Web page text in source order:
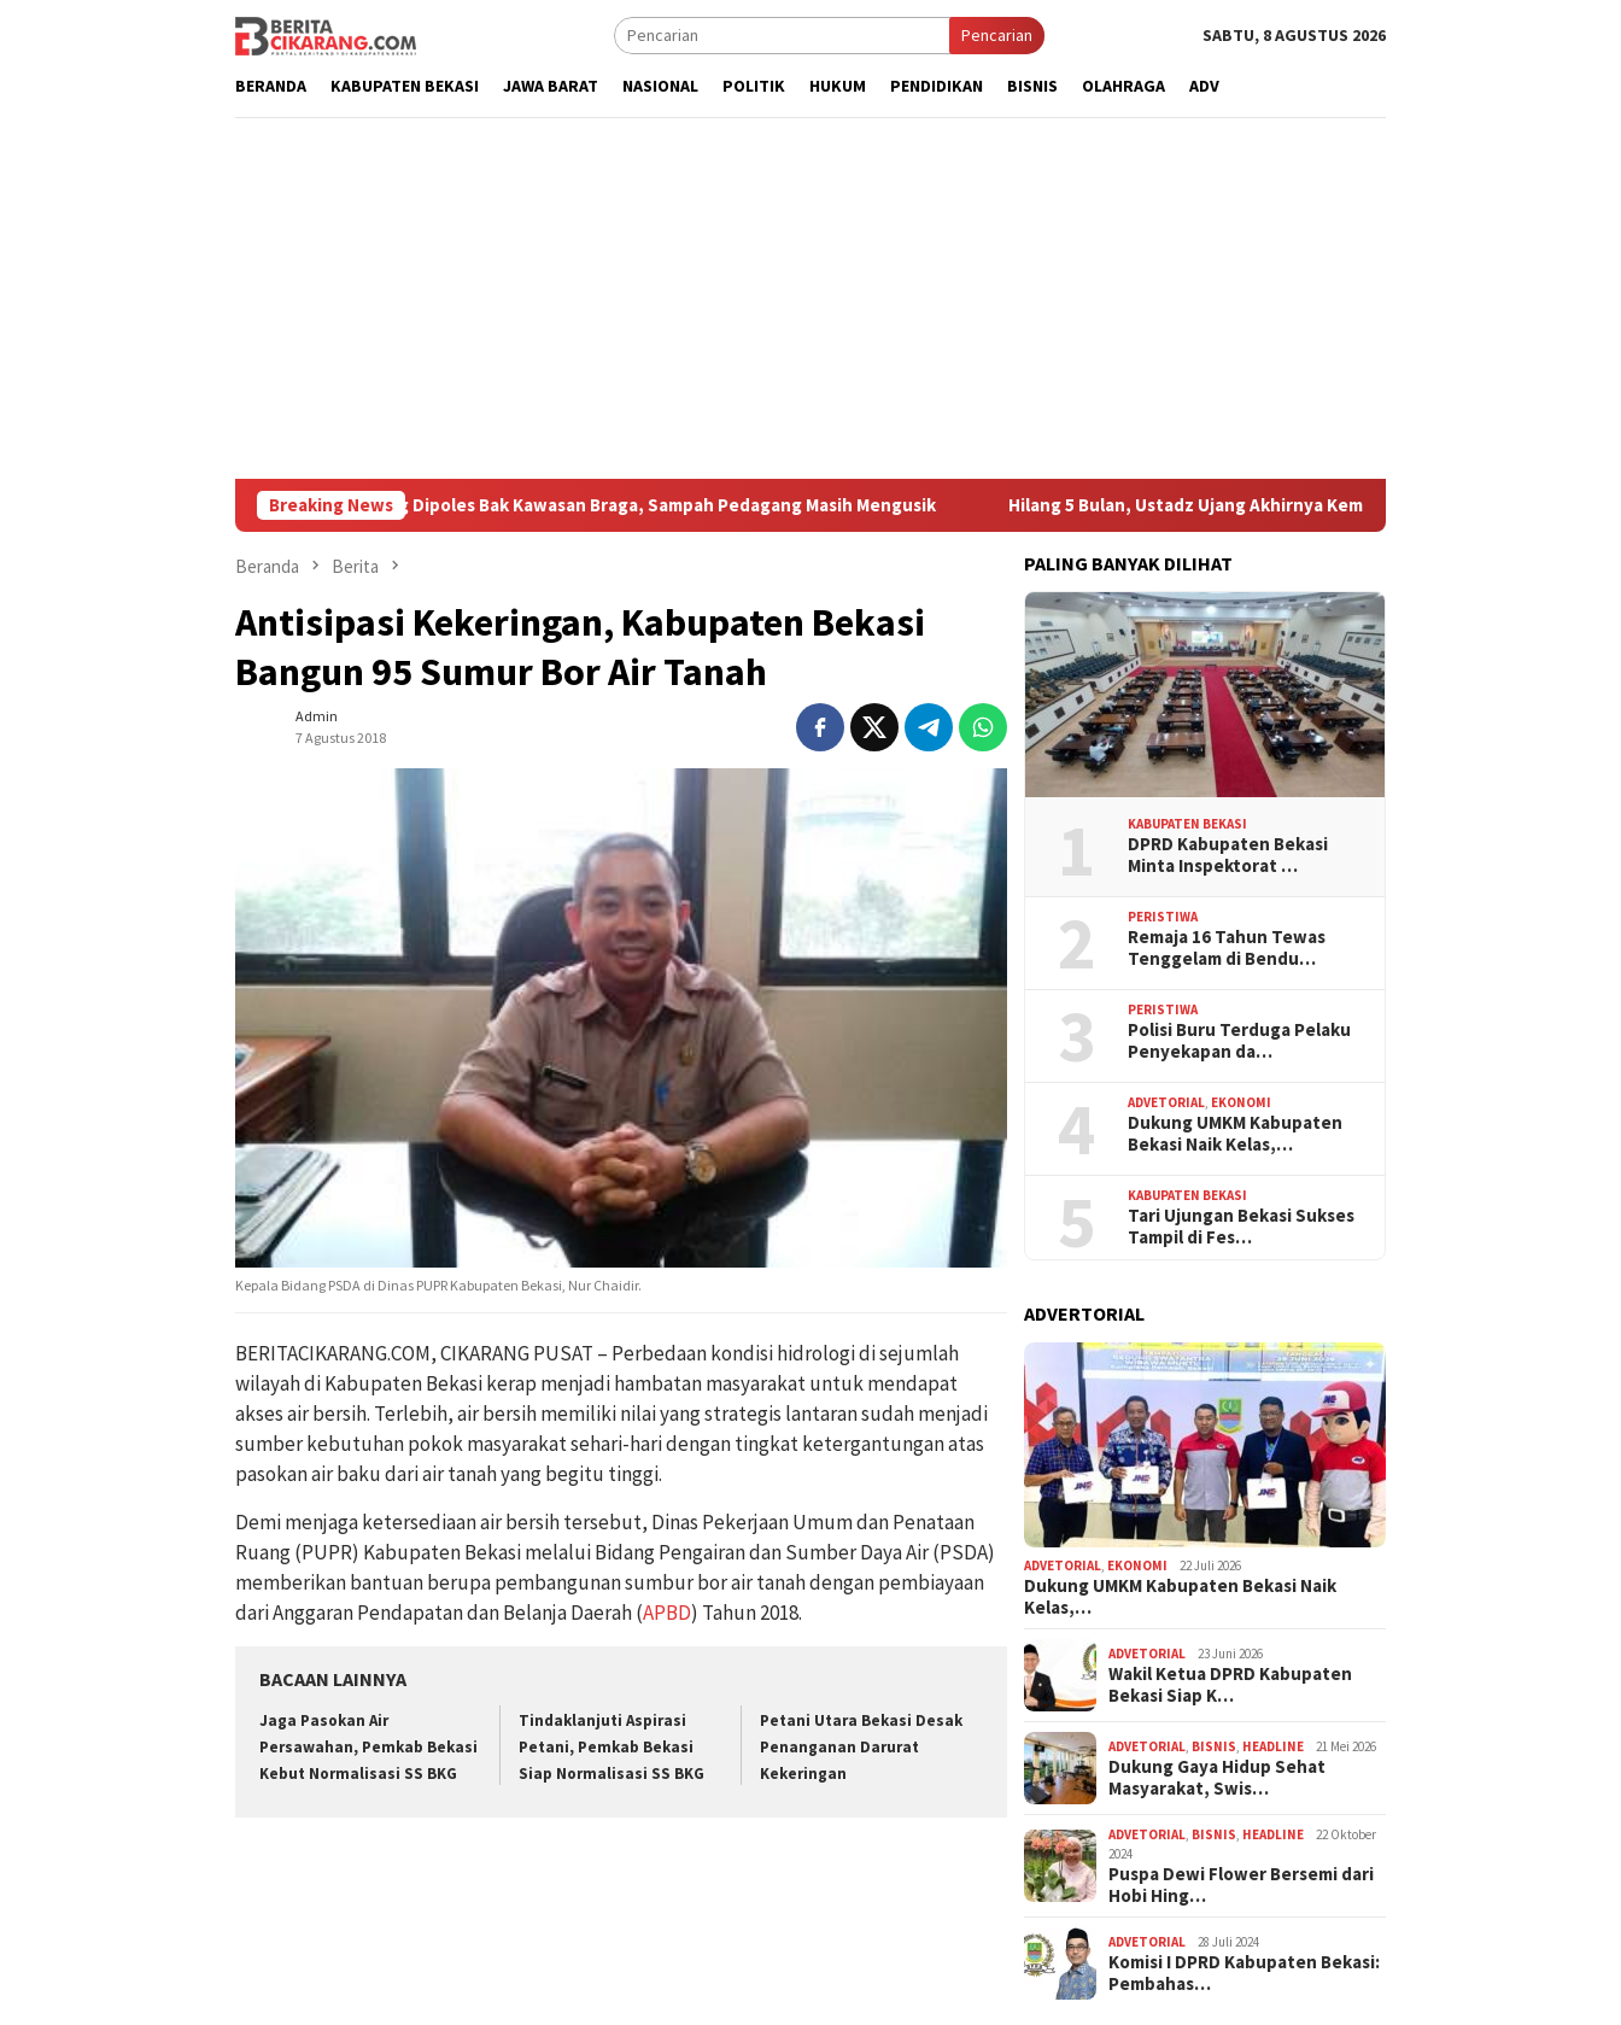
Pencarian SABTU, 8 AGUSTUS 2026
BERANDA KABUPATEN BEKASI JAWA BARAT NASIONAL POLITIK HUKUM PENDIDIKAN BISNIS OLAHRAGA ADV
Breaking News
Pasar Baru Cikarang Dipoles Bak Kawasan Braga, Sampah Pedagang Masih Mengusik Hilang 5 Bulan, Ustadz Ujang Akhirnya Kembali Melihat Motor Kesayangannya
Beranda Berita
Antisipasi Kekeringan, Kabupaten Bekasi
Bangun 95 Sumur Bor Air Tanah
Admin
7 Agustus 2018
Kepala Bidang PSDA di Dinas PUPR Kabupaten Bekasi, Nur Chaidir.
BERITACIKARANG.COM, CIKARANG PUSAT – Perbedaan kondisi hidrologi di sejumlah
wilayah di Kabupaten Bekasi kerap menjadi hambatan masyarakat untuk mendapat
akses air bersih. Terlebih, air bersih memiliki nilai yang strategis lantaran sudah menjadi
sumber kebutuhan pokok masyarakat sehari-hari dengan tingkat ketergantungan atas
pasokan air baku dari air tanah yang begitu tinggi.
Demi menjaga ketersediaan air bersih tersebut, Dinas Pekerjaan Umum dan Penataan
Ruang (PUPR) Kabupaten Bekasi melalui Bidang Pengairan dan Sumber Daya Air (PSDA)
memberikan bantuan berupa pembangunan sumbur bor air tanah dengan pembiayaan
dari Anggaran Pendapatan dan Belanja Daerah (APBD) Tahun 2018.
BACAAN LAINNYA
Jaga Pasokan Air
Persawahan, Pemkab Bekasi
Kebut Normalisasi SS BKG
Tindaklanjuti Aspirasi
Petani, Pemkab Bekasi
Siap Normalisasi SS BKG
Petani Utara Bekasi Desak
Penanganan Darurat
Kekeringan
PALING BANYAK DILIHAT
1 KABUPATEN BEKASI
DPRD Kabupaten Bekasi
Minta Inspektorat …
2 PERISTIWA
Remaja 16 Tahun Tewas
Tenggelam di Bendu…
3 PERISTIWA
Polisi Buru Terduga Pelaku
Penyekapan da…
4 ADVETORIAL EKONOMI
Dukung UMKM Kabupaten
Bekasi Naik Kelas,…
5 KABUPATEN BEKASI
Tari Ujungan Bekasi Sukses
Tampil di Fes…
ADVERTORIAL
ADVETORIAL EKONOMI 22 Juli 2026
Dukung UMKM Kabupaten Bekasi Naik
Kelas,…
ADVETORIAL 23 Juni 2026
Wakil Ketua DPRD Kabupaten
Bekasi Siap K…
ADVETORIAL BISNIS HEADLINE 21 Mei 2026
Dukung Gaya Hidup Sehat
Masyarakat, Swis…
ADVETORIAL BISNIS HEADLINE
22 Oktober
2024
Puspa Dewi Flower Bersemi dari
Hobi Hing…
ADVETORIAL 28 Juli 2024
Komisi I DPRD Kabupaten Bekasi:
Pembahas…